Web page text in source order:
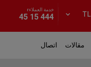
TL
خدمة العملاءr
444 15 45
مقالات اتصال